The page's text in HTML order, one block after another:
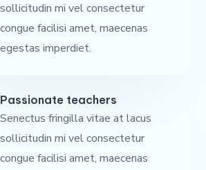
sollicitudin mi vel consectetur
congue facilisi amet, maecenas
egestas imperdiet.
Passionate teachers
Senectus fringilla vitae at lacus
sollicitudin mi vel consectetur
congue facilisi amet, maecenas